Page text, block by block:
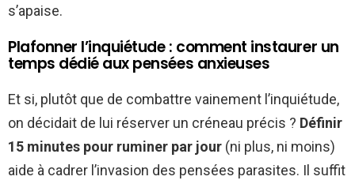
s’apaise.
Plafonner l’inquiétude : comment instaurer un
temps dédié aux pensées anxieuses
Et si, plutôt que de combattre vainement l’inquiétude,
on décidait de lui réserver un créneau précis ? Définir
15 minutes pour ruminer par jour (ni plus, ni moins)
aide à cadrer l’invasion des pensées parasites. Il suffit